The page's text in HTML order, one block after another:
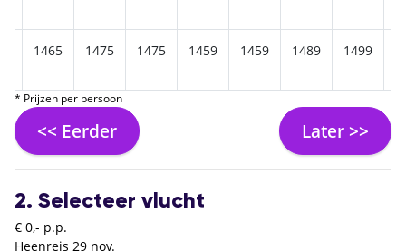
1465 1475 1475 1459 1459 1489 1499
* Prijzen per persoon
<< Eerder Later >>
2. Selecteer vlucht
€ 0,- p.p.
Heenreis 29 nov.